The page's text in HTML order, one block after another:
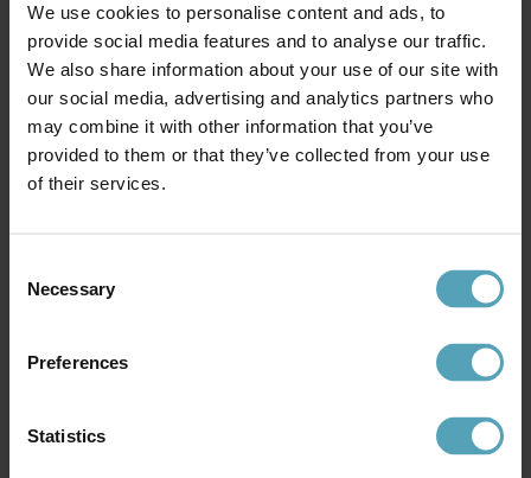
We use cookies to personalise content and ads, to
provide social media features and to analyse our traffic.
We also share information about your use of our site with
our social media, advertising and analytics partners who
may combine it with other information that you’ve
provided to them or that they’ve collected from your use
of their services.
Selection
Necessary
Preferences
Statistics
LUCIDE
Rek. 969 kr
Kampanj